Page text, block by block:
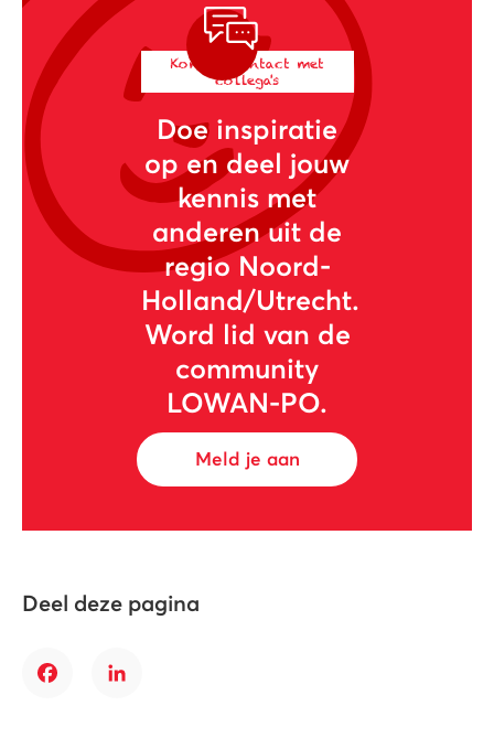
Kom in contact met
collega's
Doe inspiratie
op en deel jouw
kennis met
anderen uit de
regio Noord-
Holland/Utrecht.
Word lid van de
community
LOWAN-PO.
Meld je aan
Deel deze pagina
FacebookLinkedIn